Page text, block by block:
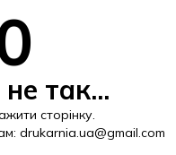
так...
сторінку.
drukarnia.ua@gmail.com